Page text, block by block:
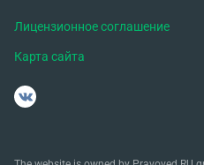
Лицензионное соглашение
Карта сайта